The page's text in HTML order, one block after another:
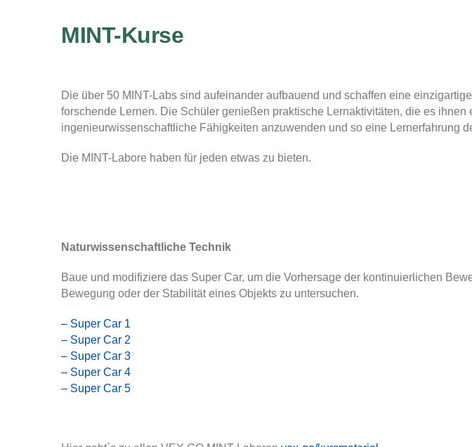
MINT-Kurse
Die über 50 MINT-Labs sind aufeinander aufbauend und schaffen eine
forschende Lernen. Die Schüler genießen praktische Lernaktivitäten, die es
ingenieurwissenschaftliche Fähigkeiten anzuwenden und so eine Lernerfahrung
Die MINT-Labore haben für jeden etwas zu bieten.
Naturwissenschaftliche Technik
Baue und modifiziere das Super Car, um die Vorhersage der kontinuierlichen
Bewegung oder der Stabilität eines Objekts zu untersuchen.
– Super Car 1
– Super Car 2
– Super Car 3
– Super Car 4
– Super Car 5